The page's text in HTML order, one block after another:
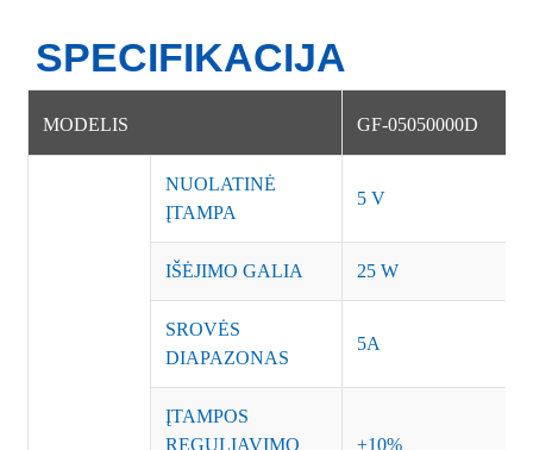
SPECIFIKACIJA
MODELIS GF-05050000D
NUOLATINĖ
ĮTAMPA
5 V
IŠĖJIMO GALIA 25 W
SROVĖS
DIAPAZONAS
5A
ĮTAMPOS
REGULIAVIMO
±10%